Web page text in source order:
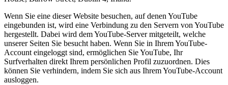
Wenn Sie eine dieser Website besuchen, auf denen YouTube
eingebunden ist, wird eine Verbindung zu den Servern von YouTube
hergestellt. Dabei wird dem YouTube-Server mitgeteilt, welche
unserer Seiten Sie besucht haben. Wenn Sie in Ihrem YouTube-
Account eingeloggt sind, ermöglichen Sie YouTube, Ihr
Surfverhalten direkt Ihrem persönlichen Profil zuzuordnen. Dies
können Sie verhindern, indem Sie sich aus Ihrem YouTube-Account
ausloggen.